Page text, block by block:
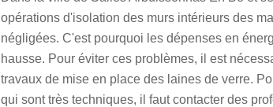
opérations d'isolation des murs intérieurs des
négligées. C'est pourquoi les dépenses en
hausse. Pour éviter ces problèmes, il est
travaux de mise en place des laines de verre.
qui sont très techniques, il faut contacter des